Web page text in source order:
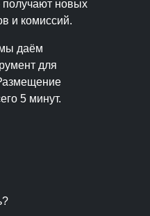
новых
и комиссий.
даём
для
5 минут.